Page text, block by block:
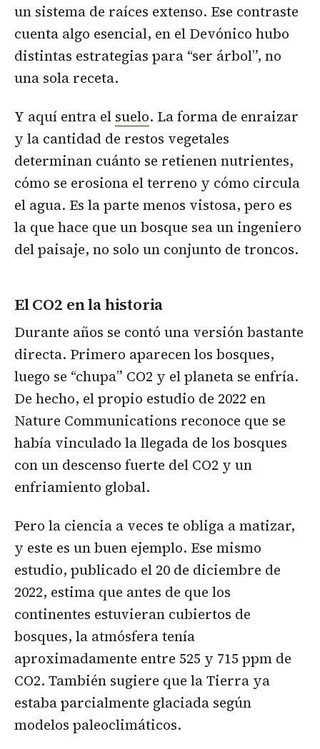
un sistema de raíces extenso. Ese contraste
cuenta algo esencial, en el Devónico hubo
distintas estrategias para “ser árbol”, no
una sola receta.
Y aquí entra el suelo. La forma de enraizar
y la cantidad de restos vegetales
determinan cuánto se retienen nutrientes,
cómo se erosiona el terreno y cómo circula
el agua. Es la parte menos vistosa, pero es
la que hace que un bosque sea un ingeniero
del paisaje, no solo un conjunto de troncos.
El CO2 en la historia
Durante años se contó una versión bastante
directa. Primero aparecen los bosques,
luego se “chupa” CO2 y el planeta se enfría.
De hecho, el propio estudio de 2022 en
Nature Communications reconoce que se
había vinculado la llegada de los bosques
con un descenso fuerte del CO2 y un
enfriamiento global.
Pero la ciencia a veces te obliga a matizar,
y este es un buen ejemplo. Ese mismo
estudio, publicado el 20 de diciembre de
2022, estima que antes de que los
continentes estuvieran cubiertos de
bosques, la atmósfera tenía
aproximadamente entre 525 y 715 ppm de
CO2. También sugiere que la Tierra ya
estaba parcialmente glaciada según
modelos paleoclimáticos.